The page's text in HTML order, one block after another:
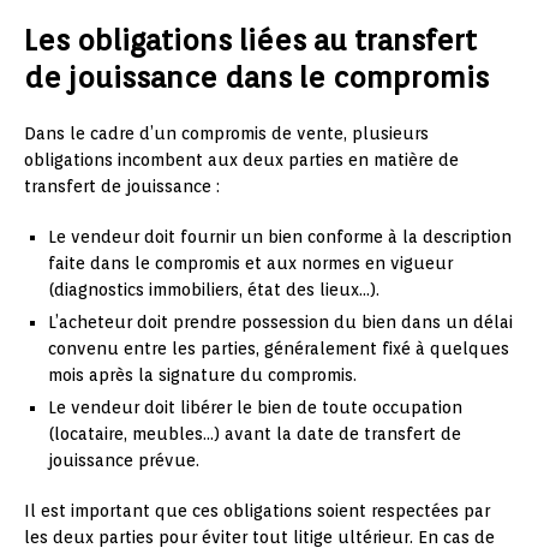
Les obligations liées au transfert
de jouissance dans le compromis
Dans le cadre d’un compromis de vente, plusieurs
obligations incombent aux deux parties en matière de
transfert de jouissance :
Le vendeur doit fournir un bien conforme à la description
faite dans le compromis et aux normes en vigueur
(diagnostics immobiliers, état des lieux…).
L’acheteur doit prendre possession du bien dans un délai
convenu entre les parties, généralement fixé à quelques
mois après la signature du compromis.
Le vendeur doit libérer le bien de toute occupation
(locataire, meubles…) avant la date de transfert de
jouissance prévue.
Il est important que ces obligations soient respectées par
les deux parties pour éviter tout litige ultérieur. En cas de